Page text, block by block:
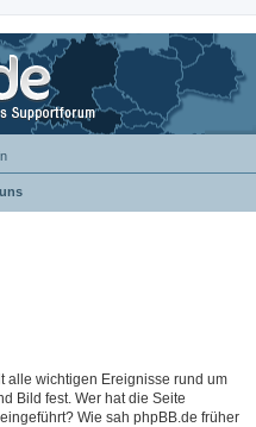
alle wichtigen Ereignisse rund um
Bild fest. Wer hat die Seite
Wie sah phpBB.de früher